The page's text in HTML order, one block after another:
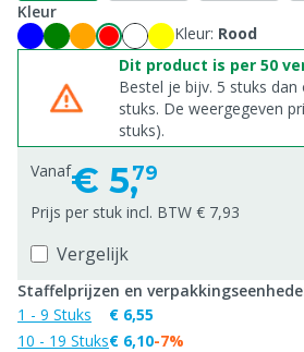
Kleur
Kleur: Rood
Dit product is per 50
Bestel je bijv. 5 stuks
stuks. De weergegeven
stuks).
Vanaf€ 5,79
Prijs per stuk incl. BTW € 7,93
Vergelijk
Staffelprijzen en
1 - 9 Stuks
10 - 19 Stuks
€ 6,55
€ 6,10-7%